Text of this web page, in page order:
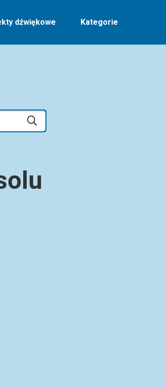
dźwiękowe Kategorie